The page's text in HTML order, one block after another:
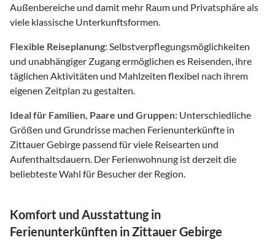
Außenbereiche und damit mehr Raum und Privatsphäre als
viele klassische Unterkunftsformen.
Flexible Reiseplanung: Selbstverpflegungsmöglichkeiten
und unabhängiger Zugang ermöglichen es Reisenden, ihre
täglichen Aktivitäten und Mahlzeiten flexibel nach ihrem
eigenen Zeitplan zu gestalten.
Ideal für Familien, Paare und Gruppen: Unterschiedliche
Größen und Grundrisse machen Ferienunterkünfte in
Zittauer Gebirge passend für viele Reisearten und
Aufenthaltsdauern. Der Ferienwohnung ist derzeit die
beliebteste Wahl für Besucher der Region.
Komfort und Ausstattung in
Ferienunterkünften in Zittauer Gebirge